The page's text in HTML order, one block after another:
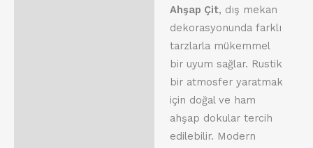
Ahşap Çit, dış mekan
dekorasyonunda farklı
tarzlarla mükemmel
bir uyum sağlar. Rustik
bir atmosfer yaratmak
için doğal ve ham
ahşap dokular tercih
edilebilir. Modern